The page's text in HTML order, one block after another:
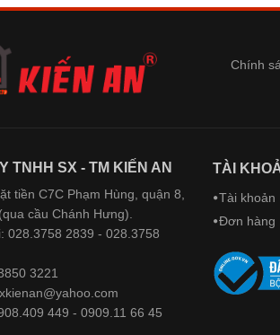
Chính
TNHH SX - TM KIẾN AN
tiền C7C Phạm Hùng, quận 8,
cầu Chánh Hưng).
028.3758 2839 - 028.3758
3221
449 - 0909.11 66 45
TÀI
Tài khoản
Đơn hàng